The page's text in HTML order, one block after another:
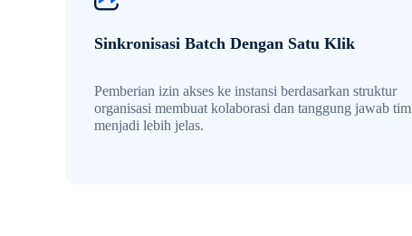
Sinkronisasi Batch Dengan Satu Klik
Pemberian izin akses ke instansi berdasarkan struktur
organisasi membuat kolaborasi dan tanggung jawab tim
menjadi lebih jelas.